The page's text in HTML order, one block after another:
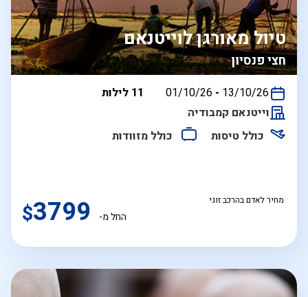
חצי פנסיון
טיול מאורגן לוייטנאם
בין
01/10/26 - 13/10/26
11 לילות
וייטנאם קמבודיה
כולל טיסות
כולל מזוודות
מחיר לאדם בהרכב זוגי
החל מ- $3799